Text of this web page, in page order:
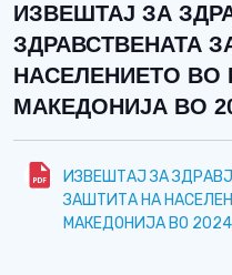
ИЗВЕШТАЈ ЗА
ЗДРАВСТВЕНАТА
НАСЕЛЕНИЕТО ВО
МАКЕДОНИЈА ВО
ИЗВЕШТАЈ ЗА
ЗАШТИТА НА
МАКЕДОНИЈА ВО